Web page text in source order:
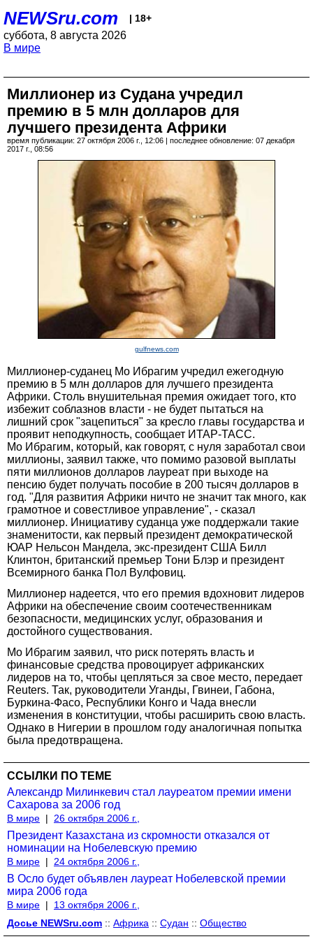
NEWSru.com | 18+
суббота, 8 августа 2026
В мире
Миллионер из Судана учредил
премию в 5 млн долларов для
лучшего президента Африки
время публикации: 27 октября 2006 г., 12:06 | последнее обновление: 07 декабря
2017 г., 08:56
gulfnews.com
Миллионер-суданец Мо Ибрагим учредил ежегодную
премию в 5 млн долларов для лучшего президента
Африки. Столь внушительная премия ожидает того, кто
избежит соблазнов власти - не будет пытаться на
лишний срок "зацепиться" за кресло главы государства и
проявит неподкупность, сообщает ИТАР-ТАСС.
Мо Ибрагим, который, как говорят, с нуля заработал свои
миллионы, заявил также, что помимо разовой выплаты
пяти миллионов долларов лауреат при выходе на
пенсию будет получать пособие в 200 тысяч долларов в
год. "Для развития Африки ничто не значит так много, как
грамотное и совестливое управление", - сказал
миллионер. Инициативу суданца уже поддержали такие
знаменитости, как первый президент демократической
ЮАР Нельсон Мандела, экс-президент США Билл
Клинтон, британский премьер Тони Блэр и президент
Всемирного банка Пол Вулфовиц.
Миллионер надеется, что его премия вдохновит лидеров
Африки на обеспечение своим соотечественникам
безопасности, медицинских услуг, образования и
достойного существования.
Мо Ибрагим заявил, что риск потерять власть и
финансовые средства провоцирует африканских
лидеров на то, чтобы цепляться за свое место, передает
Reuters. Так, руководители Уганды, Гвинеи, Габона,
Буркина-Фасо, Республики Конго и Чада внесли
изменения в конституции, чтобы расширить свою власть.
Однако в Нигерии в прошлом году аналогичная попытка
была предотвращена.
ССЫЛКИ ПО ТЕМЕ
Александр Милинкевич стал лауреатом премии имени
Сахарова за 2006 год
В мире | 26 октября 2006 г.,
Президент Казахстана из скромности отказался от
номинации на Нобелевскую премию
В мире | 24 октября 2006 г.,
В Осло будет объявлен лауреат Нобелевской премии
мира 2006 года
В мире |
13 октября 2006 г.,
Досье NEWSru.com :: Африка :: Судан :: Общество